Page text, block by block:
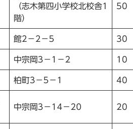
（志木第四小学校北校舎1
階）
50
館2－2－5 30
中宗岡3－1－2 10
柏町3－5－1 40
中宗岡3－14－20 20